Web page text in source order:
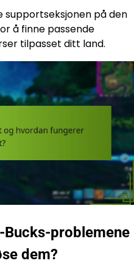
supportseksjonen på den
å finne passende
tilpasset ditt land.
Bucks-problemene
dem?